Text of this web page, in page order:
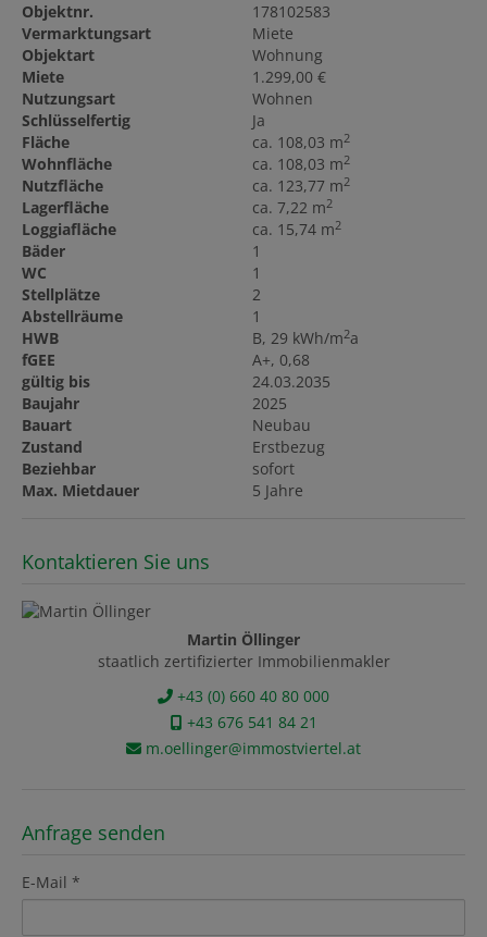
Objektnr.
178102583
Vermarktungsart
Miete
Objektart
Wohnung
Miete
1.299,00 €
Nutzungsart
Wohnen
Schlüsselfertig
Ja
Fläche
ca. 108,03 m2
Wohnfläche ca. 108,03 m2
Nutzfläche ca. 123,77 m2
Lagerfläche ca. 7,22 m2
Loggiafläche ca. 15,74 m2
Bäder
1
WC
1
Stellplätze
2
Abstellräume
1
HWB
B, 29 kWh/m2a
fGEE
A+, 0,68
gültig bis
24.03.2035
Baujahr
2025
Bauart
Neubau
Zustand
Erstbezug
Beziehbar
sofort
Max. Mietdauer
5 Jahre
Kontaktieren Sie uns
Martin Öllinger
staatlich zertifizierter Immobilienmakler
+43 (0) 660 40 80 000
+43 676 541 84 21
m.oellinger@immostviertel.at
Anfrage senden
E-Mail